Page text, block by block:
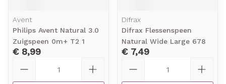
Avent
Philips Avent Natural 3.0
Zuigspeen 0m+ T2 1
€ 8,99
Difrax
Difrax Flessenspeen
Natural Wide Large 678
€ 7,49